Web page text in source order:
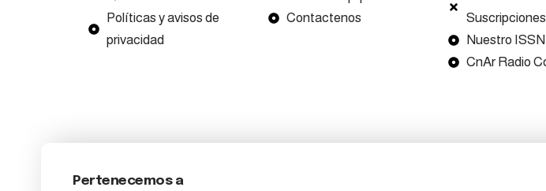
Políticas y avisos de
privacidad
Contactenos
Suscripciones
Nuestro ISSN
CnAr Radio
Pertenecemos a